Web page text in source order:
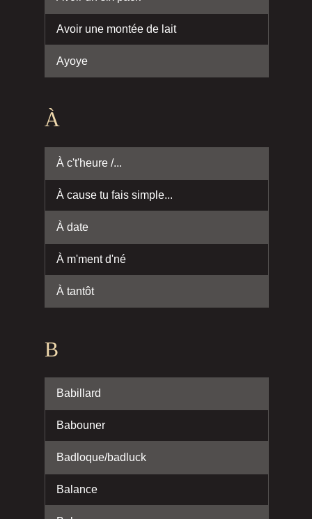
Avoir une montée de lait
Ayoye
À
À c't'heure /...
À cause tu fais simple...
À date
À m'ment d'né
À tantôt
B
Babillard
Babouner
Badloque/badluck
Balance